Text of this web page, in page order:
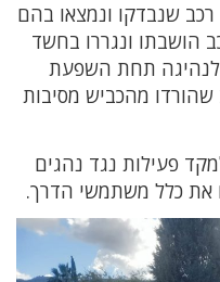
הורדו מהכביש 16 כלי רכב שנבדקו ונמצאו בהם
חמורים, 8 כלי רכב הושבתו ונגררו בחשד
לנהיגה תחת השפעת
מהכביש מסיבות
פעילות נגד נהגים
את כלל משתמשי הדרך.